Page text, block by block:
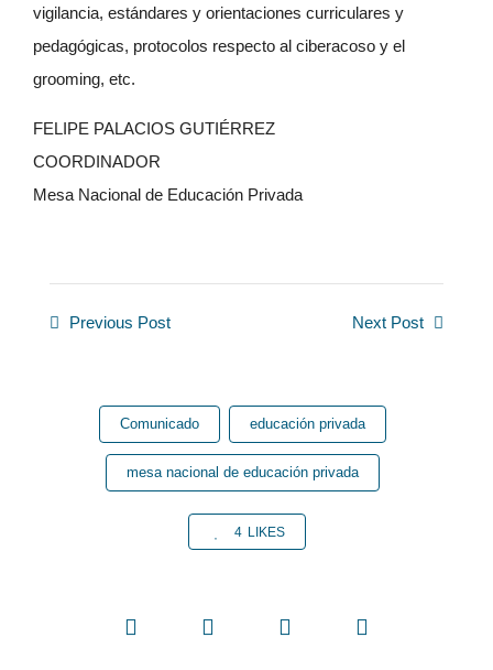
vigilancia, estándares y orientaciones curriculares y
pedagógicas, protocolos respecto al ciberacoso y el
grooming, etc.
FELIPE PALACIOS GUTIÉRREZ
COORDINADOR
Mesa Nacional de Educación Privada
Previous Post Next Post
Comunicado educación privada
mesa nacional de educación privada
4 LIKES